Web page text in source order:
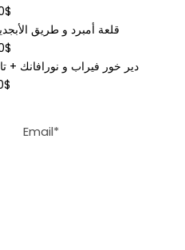
قلعة أمبرد و طريق
دير خور فيراب و نورافانك +